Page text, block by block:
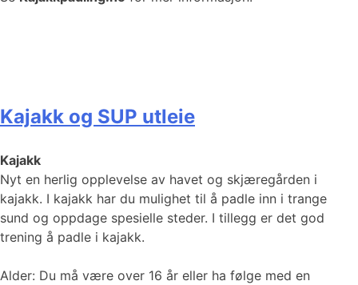
Kajakk og SUP utleie
Kajakk
Nyt en herlig opplevelse av havet og skjæregården i
kajakk. I kajakk har du mulighet til å padle inn i trange
sund og oppdage spesielle steder. I tillegg er det god
trening å padle i kajakk.
Alder: Du må være over 16 år eller ha følge med en